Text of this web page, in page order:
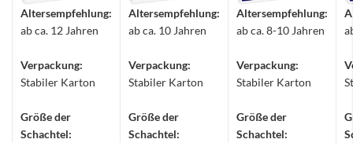
Altersempfehlung:
ab ca. 12 Jahren
Verpackung:
Stabiler Karton
Größe der
Schachtel:
Altersempfehlung:
ab ca. 10 Jahren
Verpackung:
Stabiler Karton
Größe der
Schachtel:
Altersempfehlung:
ab ca. 8-10 Jahren
Verpackung:
Stabiler Karton
Größe der
Schachtel: